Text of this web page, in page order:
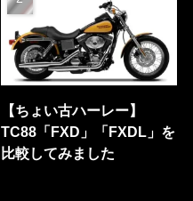
【ちょい古ハーレー】
TC88「FXD」「FXDL」を
比較してみました